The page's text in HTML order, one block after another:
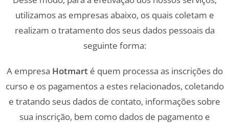
utilizamos as empresas abaixo, os quais coletam e
realizam o tratamento dos seus dados pessoais da
seguinte forma:
A empresa Hotmart é quem processa as inscrições do
curso e os pagamentos a estes relacionados, coletando
e tratando seus dados de contato, informações sobre
sua inscrição, bem como dados de pagamento e